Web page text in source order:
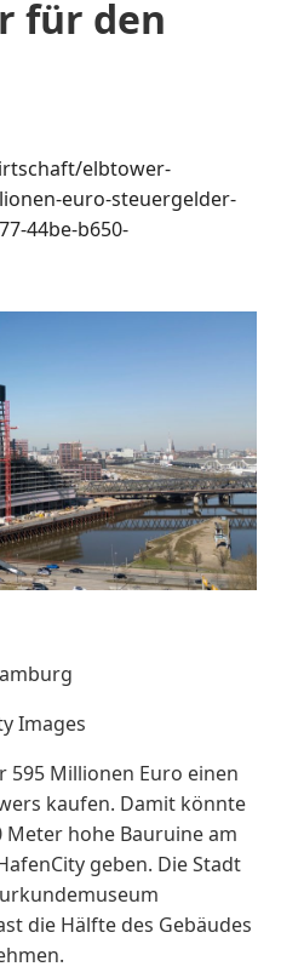
für den
elbtower-
euro-steuergelder-
44be-b650-
Images
Millionen Euro einen
kaufen. Damit könnte
Meter hohe Bauruine am
geben. Die Stadt
die Hälfte des Gebäudes